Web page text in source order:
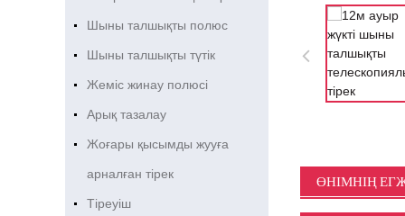
Шыны талшықты полюс
Шыны талшықты түтік
Жеміс жинау полюсі
Арық тазалау
Жоғары қысымды жууға
арналған тірек
Тіреуіш
ӨНІМНІҢ